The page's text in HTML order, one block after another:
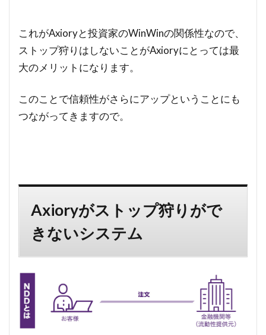
これがAxioryと投資家のWinWinの関係性なので、
ストップ狩りはしないことがAxioryにとっては最
大のメリットになります。
このことで信頼性がさらにアップということにも
つながってきますので。
Axioryがストップ狩りがで
きないシステム